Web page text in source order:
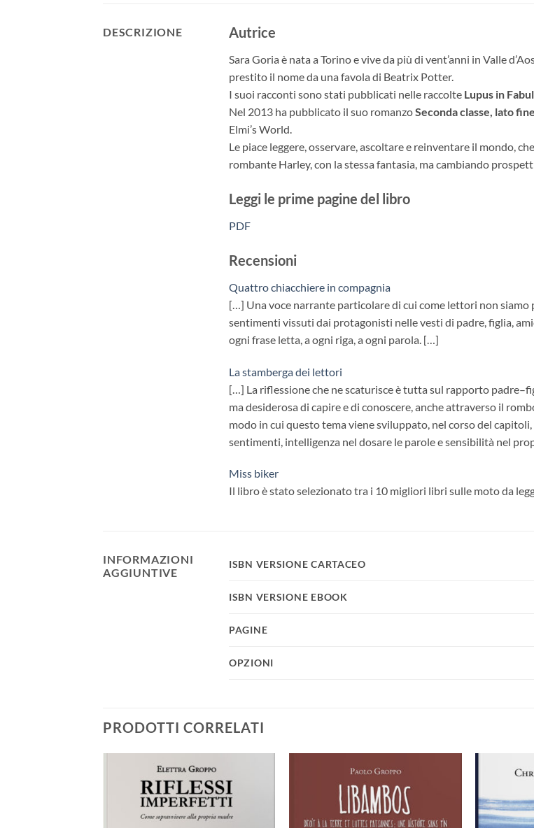
DESCRIZIONE Autrice
Sara Goria è nata a Torino e vive da più di vent’anni in Valle
prestito il nome da una favola di Beatrix Potter.
I suoi racconti sono stati pubblicati nelle raccolte Lupus in
Nel 2013 ha pubblicato il suo romanzoSeconda classe, lato
Elmi’s World.
Le piace leggere, osservare, ascoltare e reinventare il mondo,
rombante Harley, con la stessa fantasia, ma cambiando
Leggi le prime pagine del libro
PDF
Recensioni
Quattro chiacchiere in compagnia
[…] Una voce narrante particolare di cui come lettori non
sentimenti vissuti dai protagonisti nelle vesti di padre, figlia,
ogni frase letta, a ogni riga, a ogni parola. […]
La stamberga dei lettori
[…] La riflessione che ne scaturisce è tutta sul rapporto
ma desiderosa di capire e di conoscere, anche attraverso il
modo in cui questo tema viene sviluppato, nel corso del
sentimenti, intelligenza nel dosare le parole e sensibilità nel
Miss biker
Il libro è stato selezionato tra i 10 migliori libri sulle moto da
INFORMAZIONI
AGGIUNTIVE
ISBN VERSIONE CARTACEO
ISBN VERSIONE EBOOK
PAGINE
OPZIONI
PRODOTTI CORRELATI
desideri